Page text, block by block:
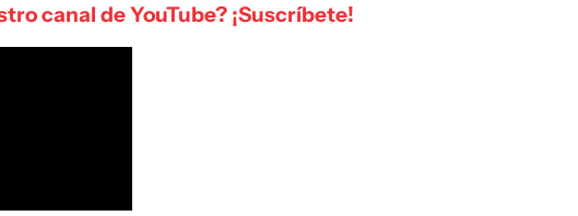
canal de YouTube? ¡Suscríbete!